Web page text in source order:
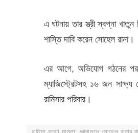
এ ঘটনায় তার স্ত্রী স্বপ্না
শাস্তি দাবি করেন সোহেল রানা।
এর আগে, অভিযোগ গঠনের পর
ম্যাজিস্ট্রেটসহ ১৬ জন
রামিসার পরিবার।